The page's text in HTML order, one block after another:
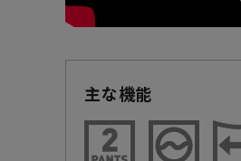
主な機能